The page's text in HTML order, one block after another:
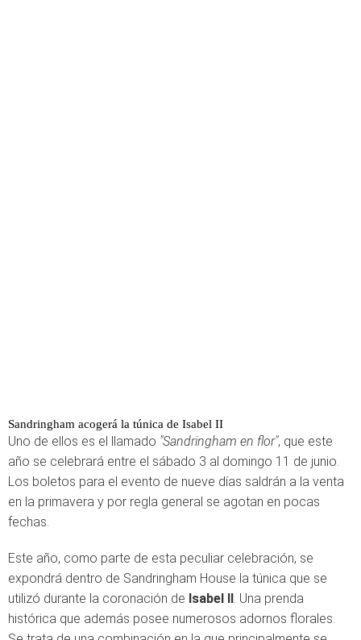
Sandringham acogerá la túnica de Isabel II
Uno de ellos es el llamado "Sandringham en flor", que este
año se celebrará entre el sábado 3 al domingo 11 de junio.
Los boletos para el evento de nueve días saldrán a la venta
en la primavera y por regla general se agotan en pocas
fechas.
Este año, como parte de esta peculiar celebración, se
expondrá dentro de Sandringham House la túnica que se
utilizó durante la coronación de Isabel II. Una prenda
histórica que además posee numerosos adornos florales.